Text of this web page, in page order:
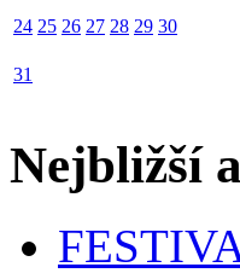
24 25 26 27 28 29 30
31
Nejbližší